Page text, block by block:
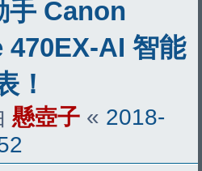
手 Canon
AI 智能
！
懸壺子 « 2018-